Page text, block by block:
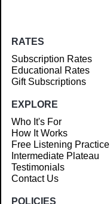
RATES
Subscription Rates
Educational Rates
Gift Subscriptions
EXPLORE
Who It's For
How It Works
Free Listening Practice
Intermediate Plateau
Testimonials
Contact Us
POLICIES